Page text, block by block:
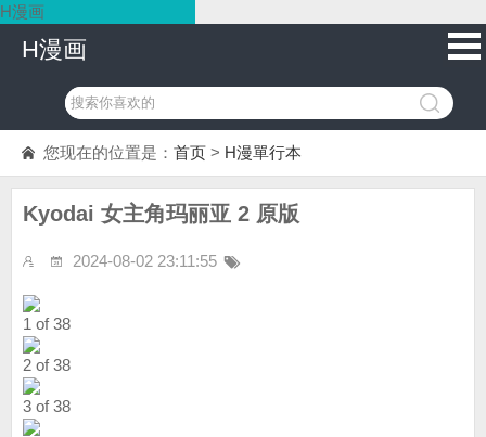
H漫画
H漫画
您现在的位置是： 首页 > H漫單行本
Kyodai 女主角玛丽亚 2 原版
2024-08-02 23:11:55
1 of 38
2 of 38
3 of 38